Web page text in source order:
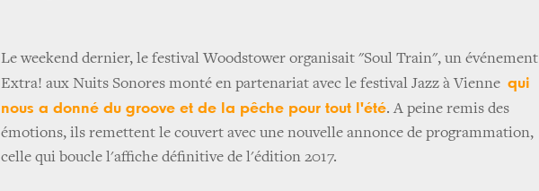
Le weekend dernier, le festival Woodstower organisait "Soul Train", un événement
Extra! aux Nuits Sonores monté en partenariat avec le festival Jazz à Vienne qui
nous a donné du groove et de la pêche pour tout l'été. A peine remis des
émotions, ils remettent le couvert avec une nouvelle annonce de programmation,
celle qui boucle l'affiche définitive de l'édition 2017.